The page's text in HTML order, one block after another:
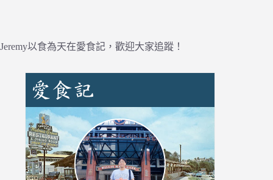
Jeremy以食為天在愛食記，歡迎大家追蹤！